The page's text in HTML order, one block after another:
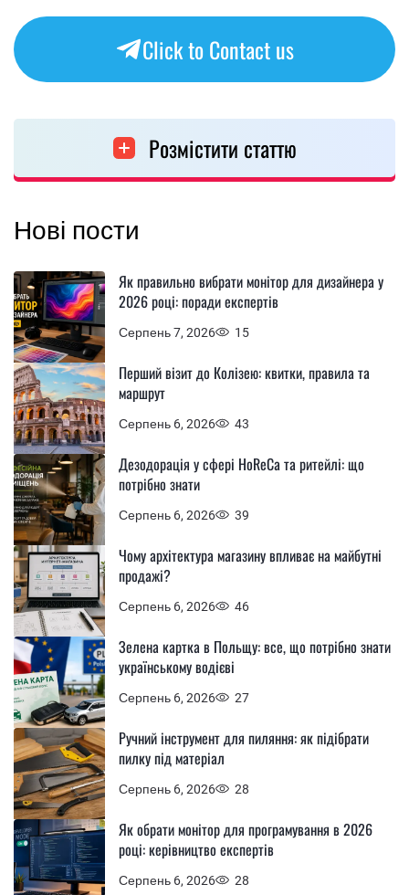
Click to Contact us
Розмістити статтю
Нові пости
Серпень 7, 2026 15
Як правильно вибрати монітор для дизайнера у
2026 році: поради експертів
Серпень 6, 2026 43
Перший візит до Колізею: квитки, правила та
маршрут
Серпень 6, 2026 39
Дезодорація у сфері HoReCa та ритейлі: що
потрібно знати
Серпень 6, 2026 46
Чому архітектура магазину впливає на майбутні
продажі?
Серпень 6, 2026 27
Зелена картка в Польщу: все, що потрібно знати
українському водієві
Серпень 6, 2026 28
Ручний інструмент для пиляння: як підібрати
пилку під матеріал
Серпень 6, 2026 28
Як обрати монітор для програмування в 2026
році: керівництво експертів